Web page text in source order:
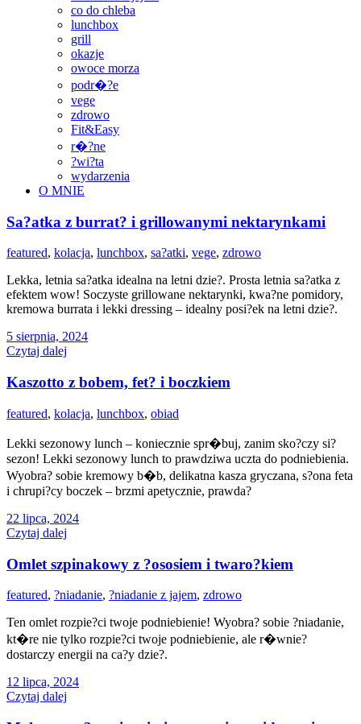
co do chleba
lunchbox
grill
okazje
owoce morza
podr�?e
vege
zdrowo
Fit&Easy
r�?ne
?wi?ta
wydarzenia
O MNIE
Sa?atka z burrat? i grillowanymi nektarynkami
featured, kolacja, lunchbox, sa?atki, vege, zdrowo
Lekka, letnia sa?atka idealna na letni dzie?. Prosta letnia sa?atka z
efektem wow! Soczyste grillowane nektarynki, kwa?ne pomidory,
kremowa burrata i lekki dressing – idealny posi?ek na letni dzie?.
5 sierpnia, 2024
Czytaj dalej
Kaszotto z bobem, fet? i boczkiem
featured, kolacja, lunchbox, obiad
Lekki sezonowy lunch – koniecznie spr�buj, zanim sko?czy si?
sezon! Lekki sezonowy lunch to prawdziwa uczta do podniebienia.
Wyobra? sobie kremowy b�b, delikatna kasza gryczana, s?ona feta
i chrupi?cy boczek – brzmi apetycznie, prawda?
22 lipca, 2024
Czytaj dalej
Omlet szpinakowy z ?ososiem i twaro?kiem
featured, ?niadanie, ?niadanie z jajem, zdrowo
Ten omlet rozpie?ci twoje podniebienie! Wyobra? sobie ?niadanie,
kt�re nie tylko rozpie?ci twoje podniebienie, ale r�wnie?
dostarczy energii na ca?y dzie?.
12 lipca, 2024
Czytaj dalej